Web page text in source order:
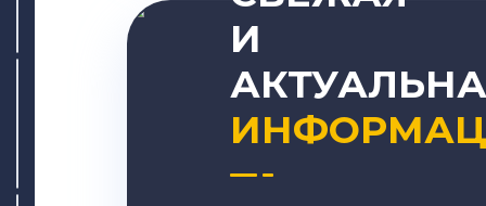
Записаться
И